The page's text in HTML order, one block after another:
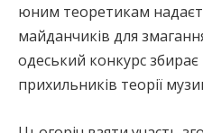
юним теоретикам
майданчиків для
одеський конкурс збирає
прихильників теорії